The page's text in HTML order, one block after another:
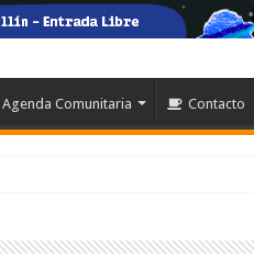
Agenda Comunitaria Contacto